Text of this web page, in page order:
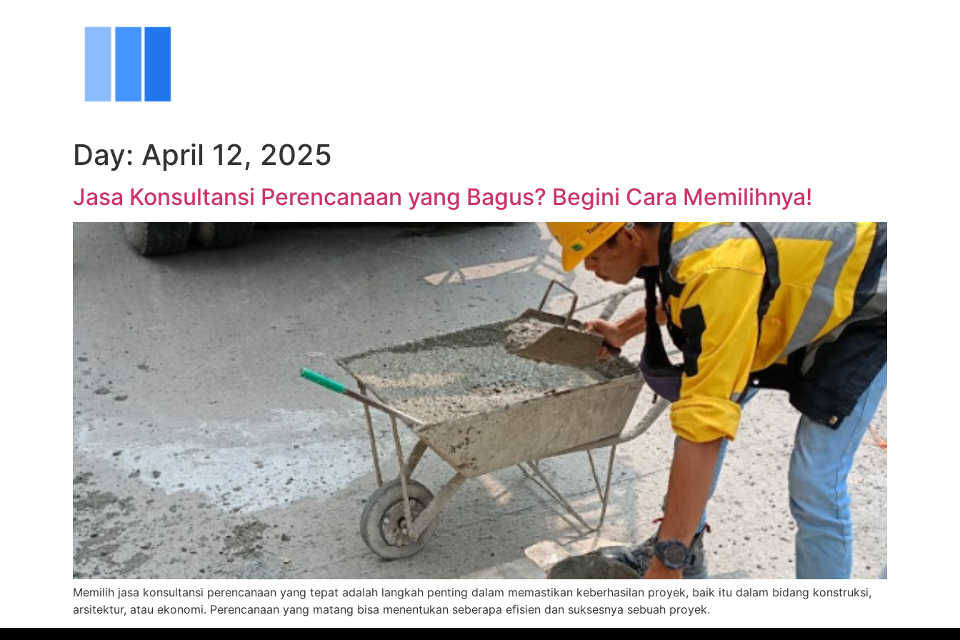
Day: April 12, 2025
Jasa Konsultansi Perencanaan yang Bagus? Begini Cara Memilihnya!
Memilih jasa konsultansi perencanaan yang tepat adalah langkah penting dalam memastikan keberhasilan proyek, baik itu dalam bidang konstruksi,
arsitektur, atau ekonomi. Perencanaan yang matang bisa menentukan seberapa efisien dan suksesnya sebuah proyek.